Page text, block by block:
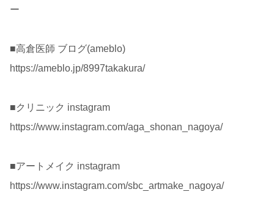
ー
■高倉医師 ブログ(ameblo)
https://ameblo.jp/8997takakura/
■クリニック instagram
https://www.instagram.com/aga_shonan_nagoya/
■アートメイク instagram
https://www.instagram.com/sbc_artmake_nagoya/